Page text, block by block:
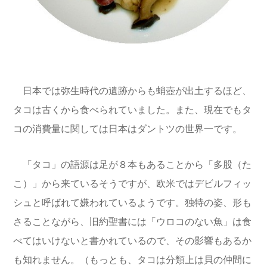
日本では弥生時代の遺跡からも蛸壺が出土するほど、
タコは古くから食べられていました。また、現在でもタ
コの消費量に関しては日本はダントツの世界一です。
「タコ」の語源は足が８本もあることから「多股（た
こ）」から来ているそうですが、欧米ではデビルフィッ
シュと呼ばれて嫌われているようです。独特の姿、形も
さることながら、旧約聖書には「ウロコのない魚」は食
べてはいけないと書かれているので、その影響もあるか
も知れません。（もっとも、タコは分類上は貝の仲間に